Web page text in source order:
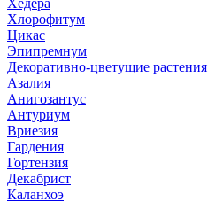
Хлорофитум
Цикас
Эпипремнум
Декоративно-цветущие растения
Азалия
Анигозантус
Антуриум
Вриезия
Гардения
Гортензия
Декабрист
Каланхоэ